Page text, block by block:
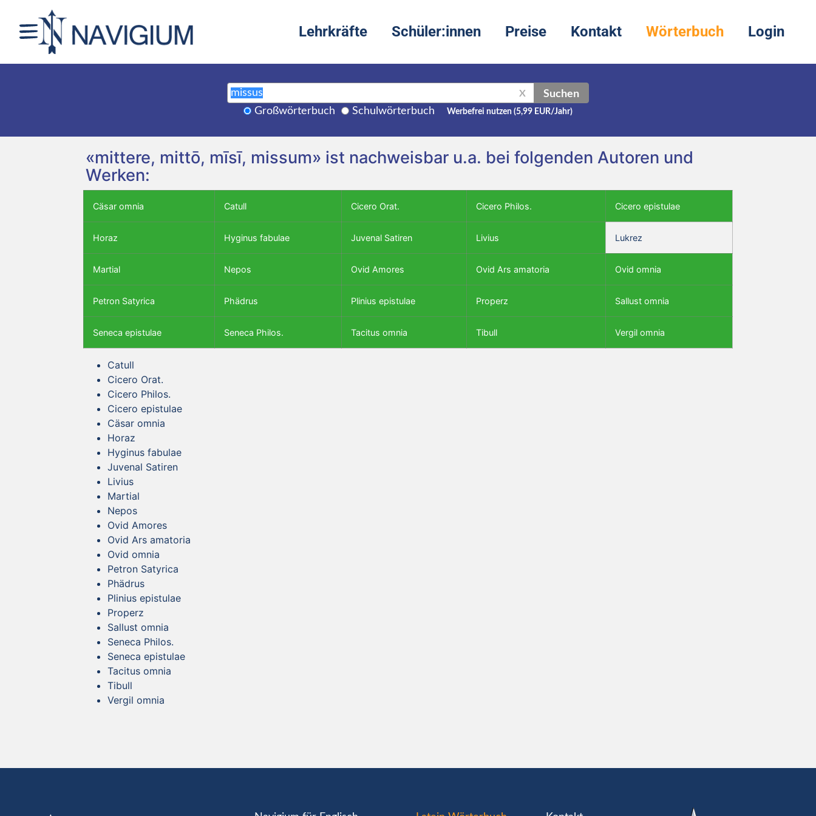
Lehrkräfte Schüler:innen Preise Kontakt Wörterbuch Login
X Suchen
Großwörterbuch Schulwörterbuch Werbefrei nutzen (5,99 EUR/Jahr)
«mittere, mittō, mīsī, missum» ist nachweisbar u.a. bei folgenden Autoren und
Werken:
Cäsar omnia Catull Cicero Orat. Cicero Philos. Cicero epistulae
Horaz Hyginus fabulae Juvenal Satiren Livius Lukrez
Martial Nepos Ovid Amores Ovid Ars amatoria Ovid omnia
Petron Satyrica Phädrus Plinius epistulae Properz Sallust omnia
Seneca epistulae Seneca Philos. Tacitus omnia Tibull Vergil omnia
Catull
Cicero Orat.
Cicero Philos.
Cicero epistulae
Cäsar omnia
Horaz
Hyginus fabulae
Juvenal Satiren
Livius
Martial
Nepos
Ovid Amores
Ovid Ars amatoria
Ovid omnia
Petron Satyrica
Phädrus
Plinius epistulae
Properz
Sallust omnia
Seneca Philos.
Seneca epistulae
Tacitus omnia
Tibull
Vergil omnia